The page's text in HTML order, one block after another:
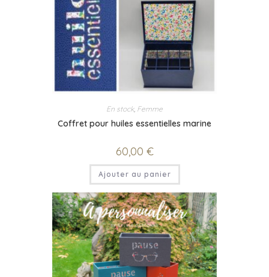
En stock, Femme
Coffret pour huiles essentielles marine
60,00 €
Ajouter au panier